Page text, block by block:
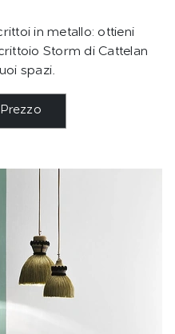
in metallo: ottieni
Storm di Cattelan
spazi.